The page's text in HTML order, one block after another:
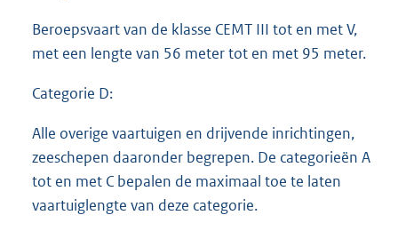
Beroepsvaart van de klasse CEMT III tot en met V,
met een lengte van 56 meter tot en met 95 meter.
Categorie D:
Alle overige vaartuigen en drijvende inrichtingen,
zeeschepen daaronder begrepen. De categorieën A
tot en met C bepalen de maximaal toe te laten
vaartuiglengte van deze categorie.